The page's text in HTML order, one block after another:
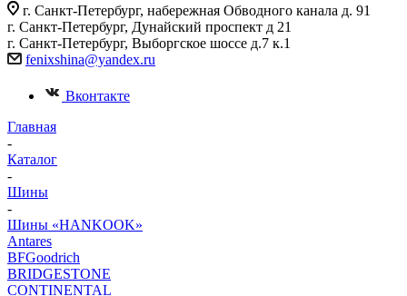
г. Санкт-Петербург, набережная Обводного канала д. 91
г. Санкт-Петербург, Дунайский проспект д 21
г. Санкт-Петербург, Выборгское шоссе д.7 к.1
fenixshina@yandex.ru
Вконтакте
Главная
-
Каталог
-
Шины
-
Шины «HANKOOK»
Antares
BFGoodrich
BRIDGESTONE
CONTINENTAL